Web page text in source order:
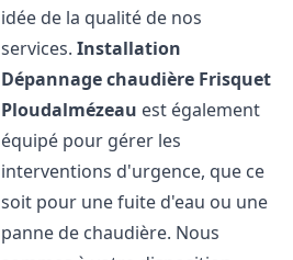
idée de la qualité de nos
services.Installation
Dépannage chaudière Frisquet
Ploudalmézeau est également
équipé pour gérer les
interventions d'urgence, que ce
soit pour une fuite d'eau ou une
panne de chaudière. Nous